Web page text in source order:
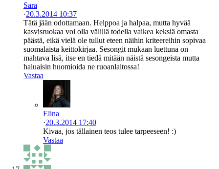
Sara
·20.3.2014 10:37
Tätä jään odottamaan. Helppoa ja halpaa, mutta hyvää
kasvisruokaa voi olla välillä todella vaikea keksiä omasta
päästä, eikä vielä ole tullut eteen näihin kriteereihin sopivaa
suomalaista keittokirjaa. Sesongit mukaan luettuna on
mahtava lisä, itse en tiedä mitään näistä sesongeista mutta
haluaisin huomioida ne ruoanlaitossa!
Vastaa
Elina
·20.3.2014 17:40
Kivaa, jos tällainen teos tulee tarpeeseen! :)
Vastaa